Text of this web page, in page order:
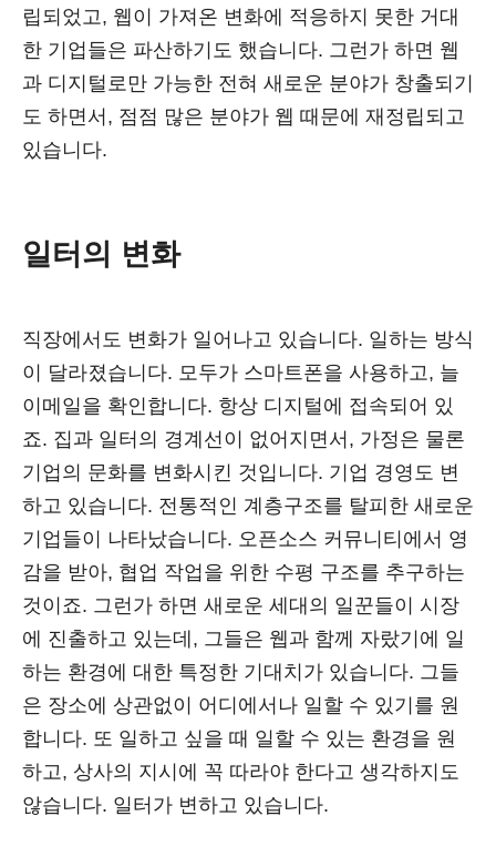
립되었고, 웹이 가져온 변화에 적응하지 못한 거대
한 기업들은 파산하기도 했습니다. 그런가 하면 웹
과 디지털로만 가능한 전혀 새로운 분야가 창출되기
도 하면서, 점점 많은 분야가 웹 때문에 재정립되고
있습니다.
일터의 변화
직장에서도 변화가 일어나고 있습니다. 일하는 방식
이 달라졌습니다. 모두가 스마트폰을 사용하고, 늘
이메일을 확인합니다. 항상 디지털에 접속되어 있
죠. 집과 일터의 경계선이 없어지면서, 가정은 물론
기업의 문화를 변화시킨 것입니다. 기업 경영도 변
하고 있습니다. 전통적인 계층구조를 탈피한 새로운
기업들이 나타났습니다. 오픈소스 커뮤니티에서 영
감을 받아, 협업 작업을 위한 수평 구조를 추구하는
것이죠. 그런가 하면 새로운 세대의 일꾼들이 시장
에 진출하고 있는데, 그들은 웹과 함께 자랐기에 일
하는 환경에 대한 특정한 기대치가 있습니다. 그들
은 장소에 상관없이 어디에서나 일할 수 있기를 원
합니다. 또 일하고 싶을 때 일할 수 있는 환경을 원
하고, 상사의 지시에 꼭 따라야 한다고 생각하지도
않습니다. 일터가 변하고 있습니다.